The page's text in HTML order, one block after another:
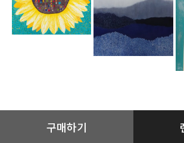
구매하기